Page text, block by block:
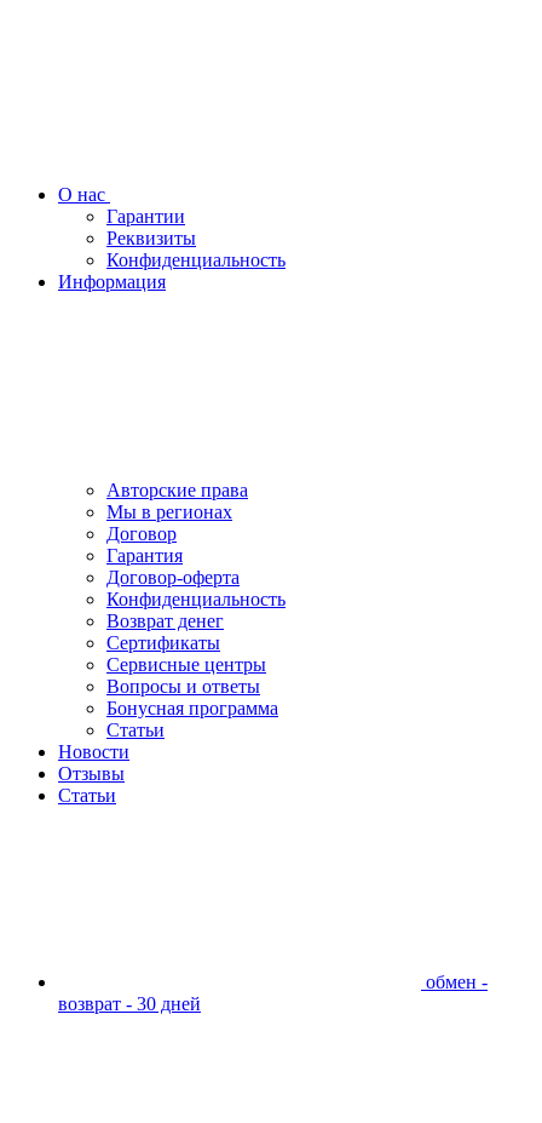
О нас
Гарантии
Реквизиты
Конфиденциальность
Информация
Авторские права
Мы в регионах
Договор
Гарантия
Договор-оферта
Конфиденциальность
Возврат денег
Сертификаты
Сервисные центры
Вопросы и ответы
Бонусная программа
Статьи
Новости
Отзывы
Статьи
обмен -
возврат - 30 дней